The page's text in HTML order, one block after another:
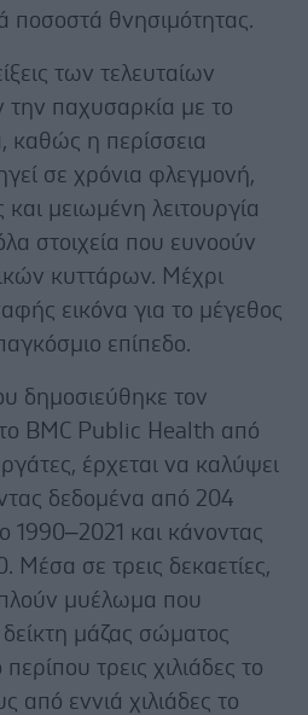
ποσοστά θνησιμότητας.
των τελευταίων
την παχυσαρκία με το
καθώς η περίσσεια
σε χρόνια φλεγμονή,
μειωμένη λειτουργία
στοιχεία που ευνοούν
κυττάρων. Μέχρι
εικόνα για το μέγεθος
επίπεδο.
δημοσιεύθηκε τον
BMC Public Health από
έρχεται να καλύψει
δεδομένα από 204
1990–2021 και κάνοντας
Μέσα σε τρεις δεκαετίες,
μυέλωμα που
μάζας σώματος
τρεις χιλιάδες το
από εννιά χιλιάδες το